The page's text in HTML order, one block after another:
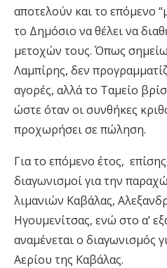
αποτελούν και το επόμενο
το Δημόσιο να θέλει να
μετοχών τους. Όπως
Λαμπίρης, δεν
αγορές, αλλά το Ταμείο
ώστε όταν οι συνθήκες
προχωρήσει σε πώληση.
Για το επόμενο έτος,
διαγωνισμοί για την
λιμανιών Καβάλας,
Ηγουμενίτσας, ενώ στο α’
αναμένεται ο διαγωνισμός
Αερίου της Καβάλας.